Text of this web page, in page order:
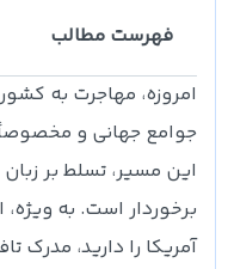
فهرست مطالب
امروزه، مهاجرت به
جوامع جهانی و
این مسیر، تسلط بر
برخوردار است. به
آمریکا را دارید، مدرک